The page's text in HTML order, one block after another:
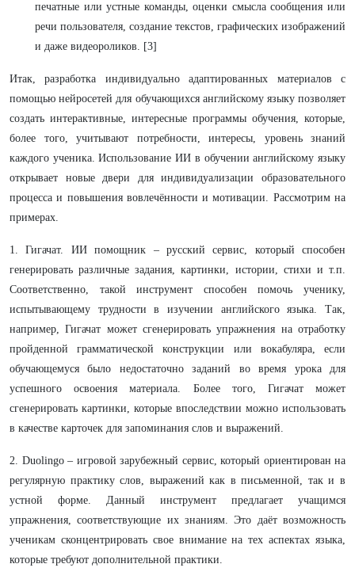
печатные или устные команды, оценки смысла сообщения или
речи пользователя, создание текстов, графических изображений
и даже видеороликов. [3]
Итак, разработка индивидуально адаптированных материалов с
помощью нейросетей для обучающихся английскому языку позволяет
создать интерактивные, интересные программы обучения, которые,
более того, учитывают потребности, интересы, уровень знаний
каждого ученика. Использование ИИ в обучении английскому языку
открывает новые двери для индивидуализации образовательного
процесса и повышения вовлечённости и мотивации. Рассмотрим на
примерах.
1. Гигачат. ИИ помощник – русский сервис, который способен
генерировать различные задания, картинки, истории, стихи и т.п.
Соответственно, такой инструмент способен помочь ученику,
испытывающему трудности в изучении английского языка. Так,
например, Гигачат может сгенерировать упражнения на отработку
пройденной грамматической конструкции или вокабуляра, если
обучающемуся было недостаточно заданий во время урока для
успешного освоения материала. Более того, Гигачат может
сгенерировать картинки, которые впоследствии можно использовать
в качестве карточек для запоминания слов и выражений.
2. Duolingo – игровой зарубежный сервис, который ориентирован на
регулярную практику слов, выражений как в письменной, так и в
устной форме. Данный инструмент предлагает учащимся
упражнения, соответствующие их знаниям. Это даёт возможность
ученикам сконцентрировать свое внимание на тех аспектах языка,
которые требуют дополнительной практики.